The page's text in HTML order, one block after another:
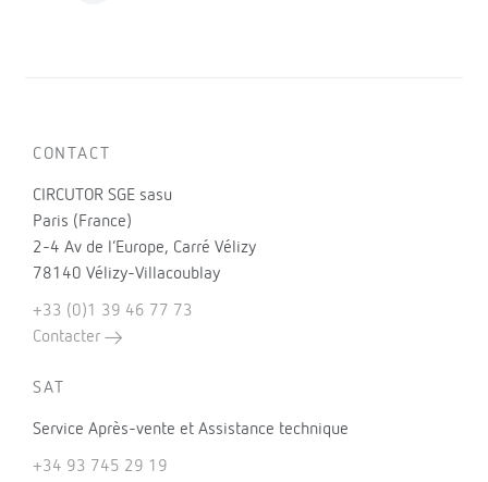
CONTACT
CIRCUTOR SGE sasu
Paris (France)
2-4 Av de l’Europe, Carré Vélizy
78140 Vélizy-Villacoublay
+33 (0)1 39 46 77 73
Contacter
SAT
Service Après-vente et Assistance technique
+34 93 745 29 19